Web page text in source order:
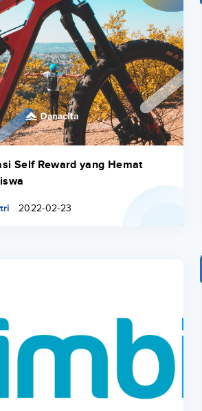
Self Reward yang Hemat
2022-02-23